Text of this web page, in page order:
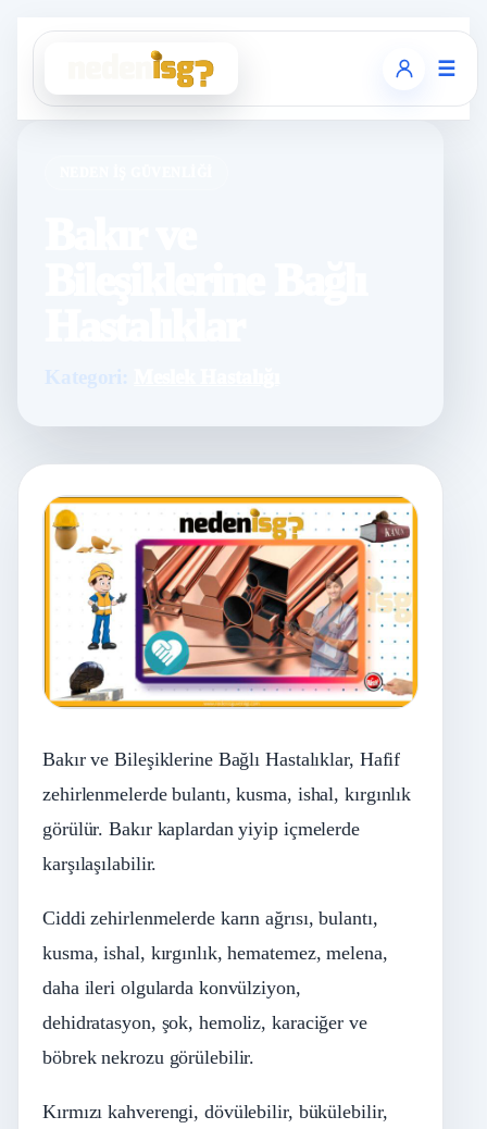
☰
Kategori:
Bakır ve Bileşiklerine Bağlı Hastalıklar, Hafif
zehirlenmelerde bulantı, kusma, ishal, kırgınlık
görülür. Bakır kaplardan yiyip içmelerde
karşılaşılabilir.
Ciddi zehirlenmelerde karın ağrısı, bulantı,
kusma, ishal, kırgınlık, hematemez, melena,
daha ileri olgularda konvülziyon,
dehidratasyon, şok, hemoliz, karaciğer ve
böbrek nekrozu görülebilir.
Kırmızı kahverengi, dövülebilir, bükülebilir,